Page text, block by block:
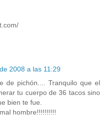
2008 a las 11:29
de pichón.... Tranquilo que el
tu cuerpo de 36 tacos sino
bien te fue.
hombre!!!!!!!!!!